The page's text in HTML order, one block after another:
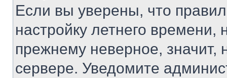
Если вы уверены, что
настройку летнего
прежнему неверное, значит,
сервере. Уведомите